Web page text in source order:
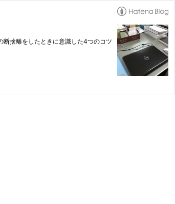
断捨離をしたときに意識した4つのコツ